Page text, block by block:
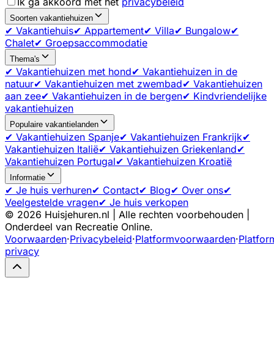
Soorten vakantiehuizen
✔ Vakantiehuis✔ Appartement✔ Villa✔ Bungalow✔
Chalet✔ Groepsaccommodatie
Thema's
✔ Vakantiehuizen met hond✔ Vakantiehuizen in de
natuur✔ Vakantiehuizen met zwembad✔ Vakantiehuizen
aan zee✔ Vakantiehuizen in de bergen✔ Kindvriendelijke
vakantiehuizen
Populaire vakantielanden
✔ Vakantiehuizen Spanje✔ Vakantiehuizen Frankrijk✔
Vakantiehuizen Italië✔ Vakantiehuizen Griekenland✔
Vakantiehuizen Portugal✔ Vakantiehuizen Kroatië
Informatie
✔ Je huis verhuren✔ Contact✔ Blog✔ Over ons✔
Veelgestelde vragen✔ Je huis verkopen
© 2026 Huisjehuren.nl | Alle rechten voorbehouden |
Onderdeel van Recreatie Online.
Voorwaarden·Privacybeleid·Platformvoorwaarden·
privacy